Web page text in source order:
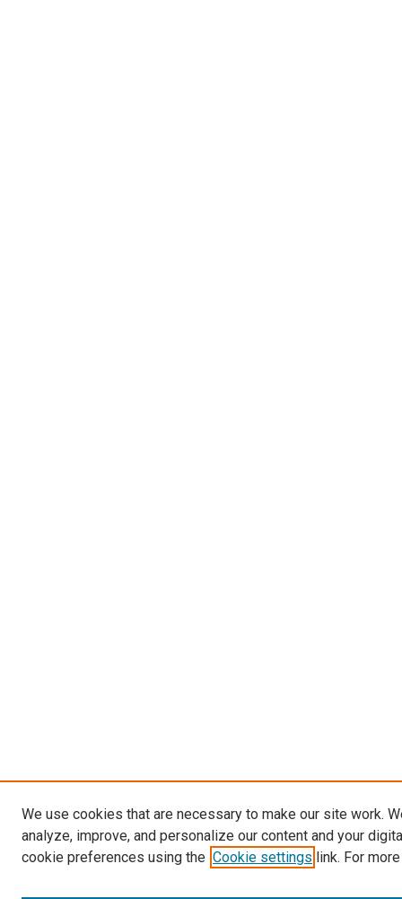
We use cookies that are necessary to make our site work.
analyze, improve, and personalize our content and your
cookie preferences using the Cookie settings link. For